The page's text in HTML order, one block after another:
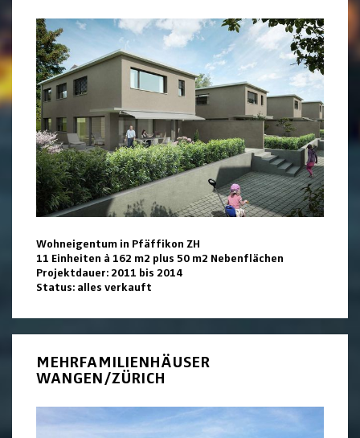
Wohneigentum in Pfäffikon ZH
11 Einheiten à 162 m2 plus 50 m2 Nebenflächen
Projektdauer: 2011 bis 2014
Status: alles verkauft
MEHRFAMILIENHÄUSER
WANGEN/ZÜRICH